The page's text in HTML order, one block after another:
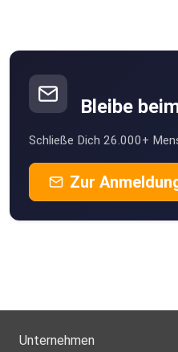
Bleibe
Schließe Dich 26.000+
Zur
Unternehmen